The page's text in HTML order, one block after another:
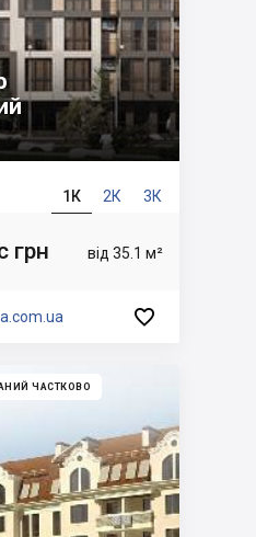
1К 2К 3К
від 35.1 м²
грн

ЧАСТКОВО